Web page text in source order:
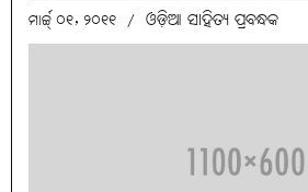
ମାର୍ଚ୍ଚ୍ ୦୧, ୨୦୧୧ / ଓଡ଼ିଆ ସାହିତ୍ୟ ପ୍ରବନ୍ଧକ